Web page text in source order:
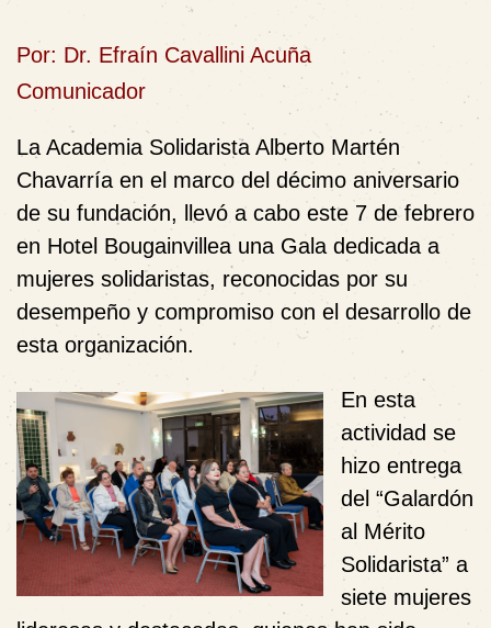
Por: Dr. Efraín Cavallini Acuña
Comunicador
La Academia Solidarista Alberto Martén
Chavarría en el marco del décimo aniversario
de su fundación, llevó a cabo este 7 de febrero
en Hotel Bougainvillea una Gala dedicada a
mujeres solidaristas, reconocidas por su
desempeño y compromiso con el desarrollo de
esta organización.
En esta
actividad se
hizo entrega
del “Galardón
al Mérito
Solidarista” a
siete mujeres